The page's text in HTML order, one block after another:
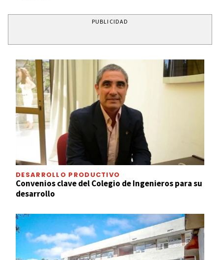
PUBLICIDAD
DESARROLLO PRODUCTIVO
Convenios clave del Colegio de Ingenieros para su
desarrollo